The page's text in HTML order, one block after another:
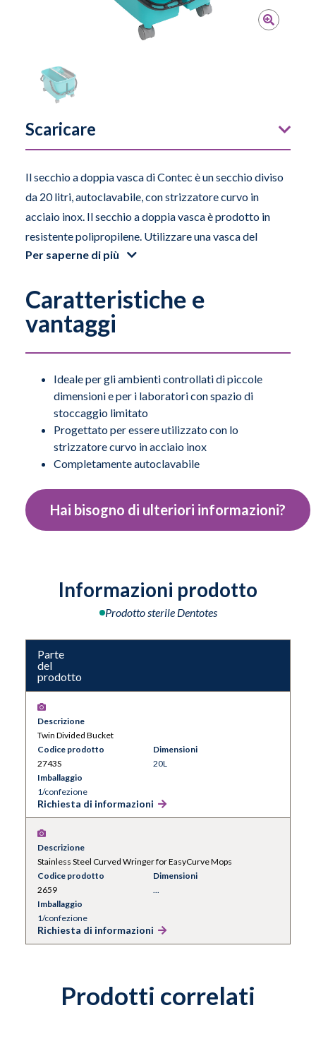
Scaricare
Il secchio a doppia vasca di Contec è un secchio diviso
da 20 litri, autoclavabile, con strizzatore curvo in
acciaio inox. Il secchio a doppia vasca è prodotto in
resistente polipropilene. Utilizzare una vasca del
secchio per le soluzioni detergenti e disinfettanti pulite
di 4 rotelle.
*Le rotelle non sono autoclavabili.
Per saperne di più
Caratteristiche e
vantaggi
Ideale per gli ambienti controllati di piccole
dimensioni e per i laboratori con spazio di
stoccaggio limitato
Progettato per essere utilizzato con lo
strizzatore curvo in acciaio inox
Completamente autoclavabile
Hai bisogno di ulteriori informazioni?
Informazioni prodotto
Prodotto sterile Dentotes
Parte
del
prodotto
Descrizione
Twin Divided Bucket
Codice prodotto
2743S
Dimensioni
20L
Imballaggio
1/confezione
Richiesta di informazioni
Descrizione
Stainless Steel Curved Wringer for EasyCurve Mops
Codice prodotto
2659
Dimensioni
Imballaggio
1/confezione
Richiesta di informazioni
Prodotti correlati